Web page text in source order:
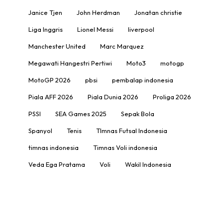
Janice Tjen John Herdman Jonatan christie
Liga Inggris Lionel Messi liverpool
Manchester United Marc Marquez
Megawati Hangestri Pertiwi Moto3 motogp
MotoGP 2026 pbsi pembalap indonesia
Piala AFF 2026 Piala Dunia 2026 Proliga 2026
PSSI SEA Games 2025 Sepak Bola
Spanyol Tenis TImnas Futsal Indonesia
timnas indonesia Timnas Voli indonesia
Veda Ega Pratama Voli Wakil Indonesia